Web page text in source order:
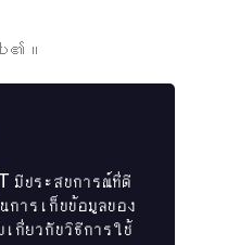
၏။
มีประสบการณ์ที่ดี
การเก็บข้อมูลของ
กี่ยวกับวิธีการใช้